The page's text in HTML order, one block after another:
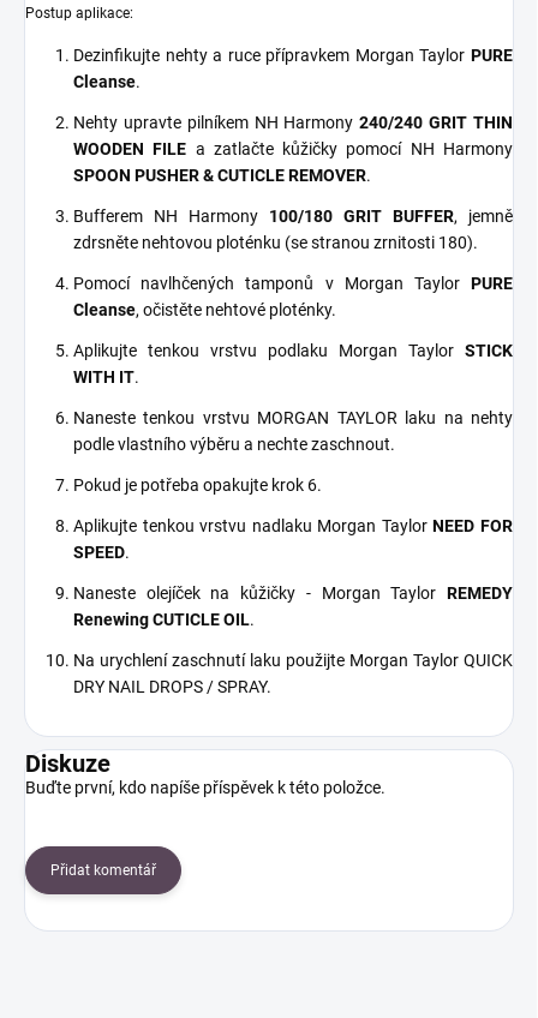
Postup aplikace:
Dezinfikujte nehty a ruce přípravkem Morgan Taylor PURE
Cleanse.
Nehty upravte pilníkem NH Harmony240/240 GRIT THIN
WOODEN FILE a zatlačte kůžičky pomocí NH Harmony
SPOON PUSHER & CUTICLE REMOVER.
Bufferem NH Harmony 100/180 GRIT BUFFER, jemně
zdrsněte nehtovou ploténku (se stranou zrnitosti 180).
Pomocí navlhčených tamponů v Morgan Taylor PURE
Cleanse, očistěte nehtové ploténky.
Aplikujte tenkou vrstvu podlaku Morgan Taylor STICK
WITH IT.
Naneste tenkou vrstvu MORGAN TAYLOR laku na nehty
podle vlastního výběru a nechte zaschnout.
Pokud je potřeba opakujte krok 6.
Aplikujte tenkou vrstvu nadlaku Morgan TaylorNEED FOR
SPEED.
Naneste olejíček na kůžičky - Morgan Taylor REMEDY
Renewing CUTICLE OIL.
Na urychlení zaschnutí laku použijte Morgan Taylor QUICK
DRY NAIL DROPS / SPRAY.
Diskuze
Buďte první, kdo napíše příspěvek k této položce.
Přidat komentář